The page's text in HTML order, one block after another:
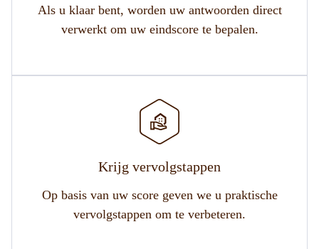
Als u klaar bent, worden uw antwoorden direct
verwerkt om uw eindscore te bepalen.
Krijg vervolgstappen
Op basis van uw score geven we u praktische
vervolgstappen om te verbeteren.